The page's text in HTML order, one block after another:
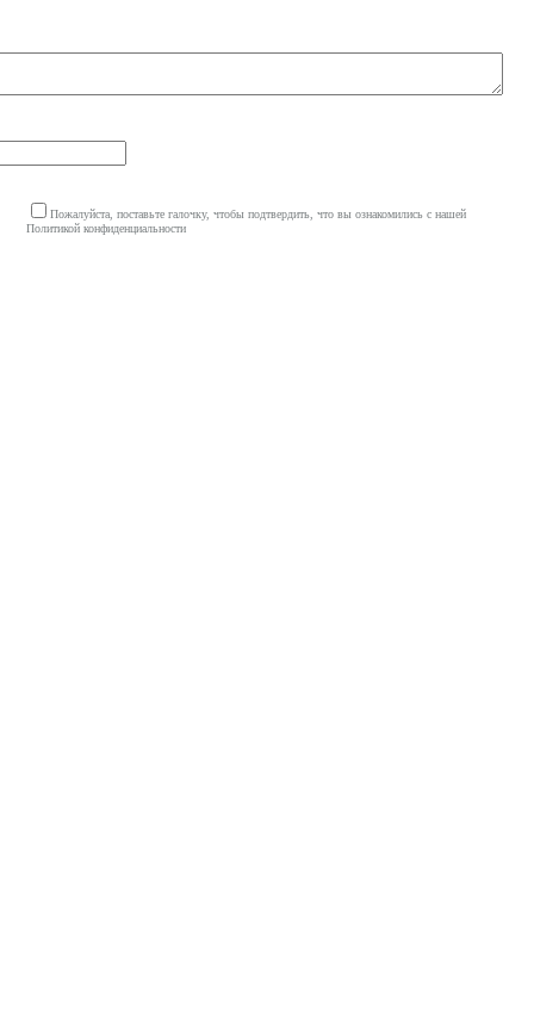
Пожалуйста, поставьте галочку, чтобы подтвердить, что вы ознакомились с нашей
Политикой конфиденциальности